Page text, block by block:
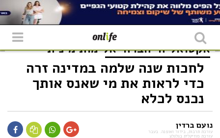
אקטואליה חברה אלימות מינית
לחכות שנה שלמה במדינה זרה
כדי לראות את מי שאנס אותך
נכנס לכלא
נועם ברדין
עורכת תרבות, בידור ואופנה. בעבר
עורכת מוזיקלית בגלגלצ